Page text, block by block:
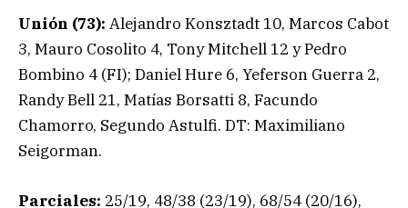
Unión (73): Alejandro Konsztadt 10, Marcos Cabot
3, Mauro Cosolito 4, Tony Mitchell 12 y Pedro
Bombino 4 (FI); Daniel Hure 6, Yeferson Guerra 2,
Randy Bell 21, Matías Borsatti 8, Facundo
Chamorro, Segundo Astulfi. DT: Maximiliano
Seigorman.
Parciales: 25/19, 48/38 (23/19), 68/54 (20/16),